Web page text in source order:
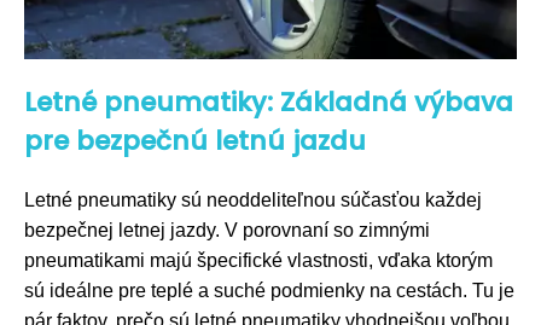
Letné pneumatiky: Základná výbava
pre bezpečnú letnú jazdu
Letné pneumatiky sú neoddeliteľnou súčasťou každej
bezpečnej letnej jazdy. V porovnaní so zimnými
pneumatikami majú špecifické vlastnosti, vďaka ktorým
sú ideálne pre teplé a suché podmienky na cestách. Tu je
pár faktov, prečo sú letné pneumatiky vhodnejšou voľbou